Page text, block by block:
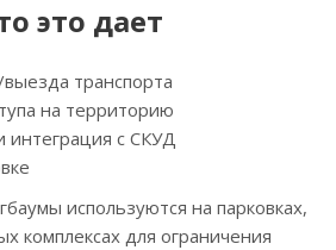
это дает
транспорта
на территорию
интеграция с СКУД
используются на парковках,
комплексах для ограничения